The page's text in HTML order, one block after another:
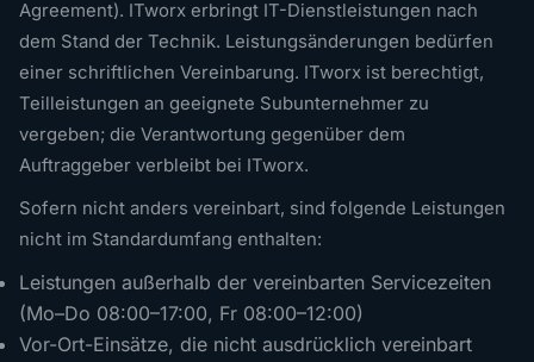
Agreement). ITworx erbringt IT-Dienstleistungen nach
dem Stand der Technik. Leistungsänderungen bedürfen
einer schriftlichen Vereinbarung. ITworx ist berechtigt,
Teilleistungen an geeignete Subunternehmer zu
vergeben; die Verantwortung gegenüber dem
Auftraggeber verbleibt bei ITworx.
Sofern nicht anders vereinbart, sind folgende Leistungen
nicht im Standardumfang enthalten:
Leistungen außerhalb der vereinbarten Servicezeiten
(Mo–Do 08:00–17:00, Fr 08:00–12:00)
Vor-Ort-Einsätze, die nicht ausdrücklich vereinbart